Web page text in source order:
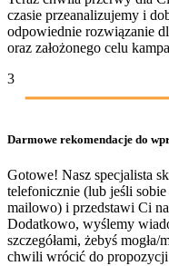
czasie przeanalizujemy i
odpowiednie rozwiązanie
oraz założonego celu
3
Darmowe rekomendacje do
Gotowe! Nasz specjalista
telefonicznie (lub jeśli
mailowo) i przedstawi Ci
Dodatkowo, wyślemy
szczegółami, żebyś mogła/
chwili wrócić do